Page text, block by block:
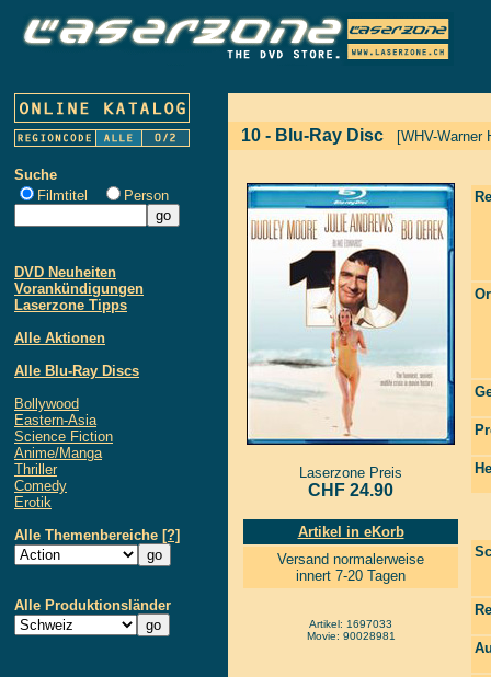
Suche
Filmtitel
Person
DVD Neuheiten
Vorankündigungen
Laserzone Tipps
Alle Aktionen
Alle Blu-Ray Discs
Bollywood
Eastern-Asia
Science Fiction
Anime/Manga
Thriller
Comedy
Erotik
Alle Themenbereiche [?]
Alle Produktionsländer
10 - Blu-Ray Disc [WHV-Warner
Laserzone Preis
CHF 24.90
Artikel in eKorb
Versand normalerweise
innert 7-20 Tagen
Artikel: 1697033
Movie: 90028981